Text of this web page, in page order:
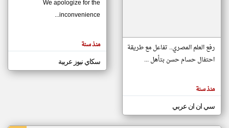
مصادر الأخبار من موريتانيا
اخبار موريتانيا على مدار الساعة
أهم اخبار موريتانيا العاجلة والمباشرة
المقالات
الموجوده
هنا عن
رفع العلم المصري.. تفاعل مع طريقة
احتفال حسام حسن بتأهل ...
منذ سنة
سي ان ان عربي
We apologize for the
inconvenience...
منذ سنة
سكاي نيوز عربية
klyoum.com